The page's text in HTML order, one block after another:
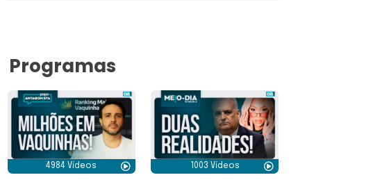
Programas
4984 Vídeos 1003 Vídeos